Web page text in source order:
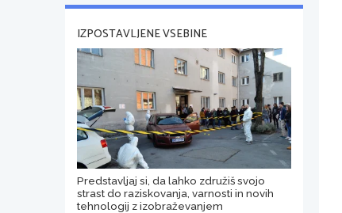
IZPOSTAVLJENE VSEBINE
Predstavljaj si, da lahko združiš svojo
strast do raziskovanja, varnosti in novih
tehnologij z izobraževanjem